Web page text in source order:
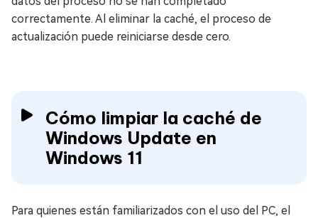
correctamente. Al eliminar la caché, el proceso de
actualización puede reiniciarse desde cero.
Cómo limpiar la caché de
Windows Update en
Windows 11
Para quienes están familiarizados con el uso del PC, el